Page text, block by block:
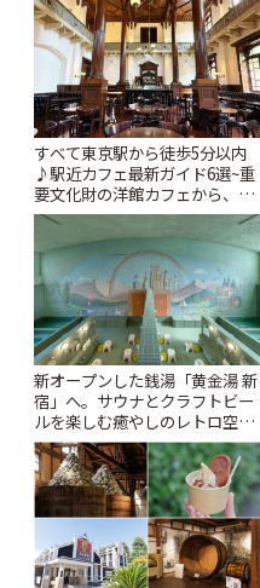
すべて東京駅から徒歩5分以内
♪駅近カフェ最新ガイド6選~重
要文化財の洋館カフェから、改
札すぐのレトロ喫茶まで~ | こと
新オープンした銭湯「黄金湯 新
宿」へ。サウナとクラフトビー
ルを楽しむ癒やしのレトロ空間
| ことりっぷ